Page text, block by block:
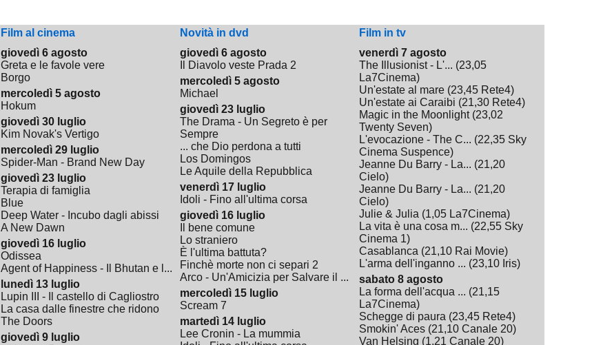
Film al cinema Novità in dvd
Film in tv
giovedì 6 agosto
Greta e le favole vere
Borgo
mercoledì 5 agosto
Hokum
giovedì 30 luglio
Kim Novak's Vertigo
mercoledì 29 luglio
Spider-Man - Brand New Day
giovedì 23 luglio
Terapia di famiglia
Blue
Deep Water - Incubo dagli abissi
A New Dawn
giovedì 16 luglio
Odissea
Agent of Happiness - Il Bhutan e l...
lunedì 13 luglio
Lupin III - Il castello di Cagliostro
La casa dalle finestre che ridono
The Doors
giovedì 9 luglio
giovedì 6 agosto
Il Diavolo veste Prada 2
mercoledì 5 agosto
Michael
giovedì 23 luglio
The Drama - Un Segreto è per
Sempre
... che Dio perdona a tutti
Los Domingos
Le Aquile della Repubblica
venerdì 17 luglio
Idoli - Fino all'ultima corsa
giovedì 16 luglio
Il bene comune
Lo straniero
È l'ultima battuta?
Finchè morte non ci separi 2
Arco - Un'Amicizia per Salvare il ...
mercoledì 15 luglio
Scream 7
martedì 14 luglio
Lee Cronin - La mummia
venerdì 7 agosto
The Illusionist - L'... (23,05
La7Cinema)
Un'estate al mare (23,45 Rete4)
Un'estate ai Caraibi (21,30 Rete4)
Magic in the Moonlight(23,02
Twenty Seven)
L'evocazione - The C... (22,35 Sky
Cinema Suspence)
Jeanne Du Barry - La... (21,20
Cielo)
Jeanne Du Barry - La... (21,20
Cielo)
Julie & Julia (1,05 La7Cinema)
La vita è una cosa m... (22,55 Sky
Cinema 1)
Casablanca (21,10 Rai Movie)
L'arma dell'inganno ... (23,10 Iris)
sabato 8 agosto
La forma dell'acqua ... (21,15
La7Cinema)
Schegge di paura (23,45 Rete4)
Smokin' Aces (21,10 Canale 20)
Van Helsing (1,21 Canale 20)